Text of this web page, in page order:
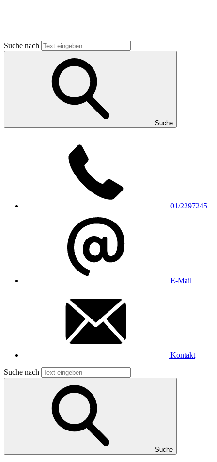
Suche nach
Suche
01/2297245
E-Mail
Kontakt
Suche nach
Suche